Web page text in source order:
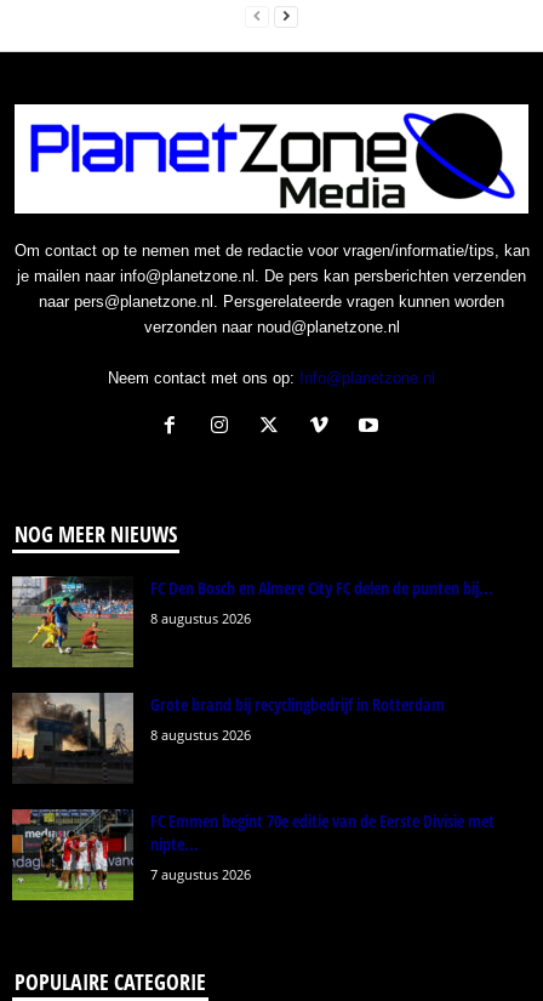
Om contact op te nemen met de redactie voor vragen/informatie/tips, kan
je mailen naar info@planetzone.nl. De pers kan persberichten verzenden
naar pers@planetzone.nl. Persgerelateerde vragen kunnen worden
verzonden naar noud@planetzone.nl
Neem contact met ons op: Info@planetzone.nl
NOG MEER NIEUWS
FC Den Bosch en Almere City FC delen de punten bij...
8 augustus 2026
Grote brand bij recyclingbedrijf in Rotterdam
8 augustus 2026
FC Emmen begint 70e editie van de Eerste Divisie met
nipte...
7 augustus 2026
POPULAIRE CATEGORIE